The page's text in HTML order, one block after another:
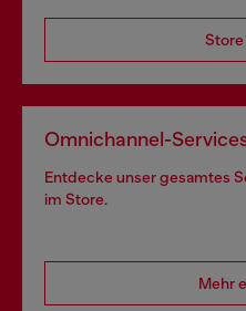
Omnichannel-
Entdecke unser gesamtes
im Store.
Mehr